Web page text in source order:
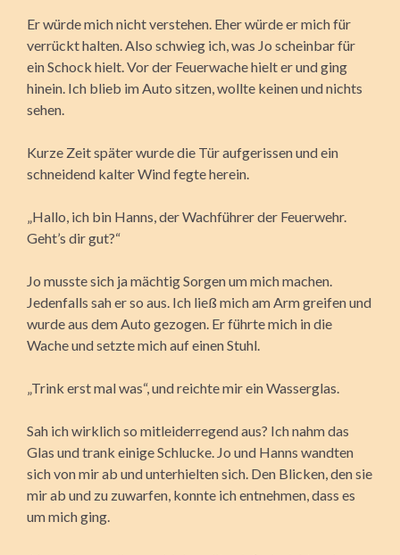
Er würde mich nicht verstehen. Eher würde er mich für
verrückt halten. Also schwieg ich, was Jo scheinbar für
ein Schock hielt. Vor der Feuerwache hielt er und ging
hinein. Ich blieb im Auto sitzen, wollte keinen und nichts
sehen.
Kurze Zeit später wurde die Tür aufgerissen und ein
schneidend kalter Wind fegte herein.
„Hallo, ich bin Hanns, der Wachführer der Feuerwehr.
Geht’s dir gut?“
Jo musste sich ja mächtig Sorgen um mich machen.
Jedenfalls sah er so aus. Ich ließ mich am Arm greifen und
wurde aus dem Auto gezogen. Er führte mich in die
Wache und setzte mich auf einen Stuhl.
„Trink erst mal was“, und reichte mir ein Wasserglas.
Sah ich wirklich so mitleiderregend aus? Ich nahm das
Glas und trank einige Schlucke. Jo und Hanns wandten
sich von mir ab und unterhielten sich. Den Blicken, den sie
mir ab und zu zuwarfen, konnte ich entnehmen, dass es
um mich ging.